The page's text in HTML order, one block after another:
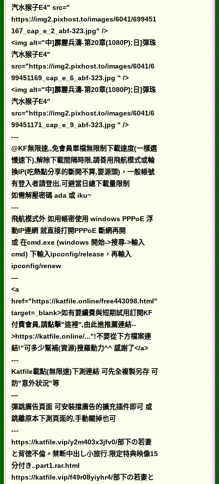
汽水猴子E4" src="
https://img2.pixhost.to/images/6041/699451
167_cap_e_2_abf-323.jpg" />
<img alt="中]霹靂兵濤-第20章(1080P);日]彈珠
汽水猴子E4"
src="https://img2.pixhost.to/images/6041/6
99451169_cap_e_6_abf-323.jpg " />
<img alt="中]霹靂兵濤-第20章(1080P);日]彈珠
汽水猴子E4"
src="https://img2.pixhost.to/images/6041/6
99451171_cap_e_9_abf-323.jpg " />
---
@KF無限速,,免會員單檔無限制下載速度(一樣選
慢速下),解除下載間隔時限,請善用飛航模式或輪
換IP(吃熱點分享的斷開不算,要源頭)，一般帳號
有登入者請登出,可避當日總下載量限制
如需解壓密碼 ada 或 iku~
---
飛航模式外 如用帳密使用 windows PPPoE 浮
動IP連網 就直接打開PPPoE 斷網再開
或 在cmd.exe (windows 開始->搜尋->輸入
cmd) 下輸入ipconfig/release，再輸入
ipconfig/renew
—
<a
href="https://katfile.online/free443098.html"
target=_blank>如有要續費與短期試用訂閱KF
付費會員,請點擊"這裡",由此進推薦連結--
>https://katfile.online/..."!不要從下方檔案連
結!"可多少幫補(資源)搜羅動力^^ 感謝了</a>
---
Katfile載點(無限速)下測連結 可先全複製另存 可
防"意外狀況"等
—
彈跳廣告頁面 可安裝擋廣告的擴充插件即可 或
跳離原本下測頁面的,手動關掉也可
---
https://katfile.vip/y2m403x3jfv0/部下の若妻
と背徳不倫。禁断中出し小旅行.限定特典映像15
分付き..part1.rar.html
https://katfile.vip/f49r08yiyhr4/部下の若妻と